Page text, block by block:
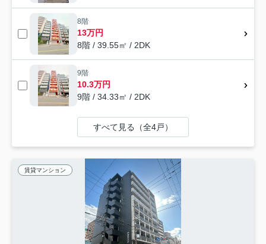
8階
13万円
8階 / 39.55㎡ / 2DK
9階
10.3万円
9階 / 34.33㎡ / 2DK
すべて見る（全4戸）
賃貸マンション